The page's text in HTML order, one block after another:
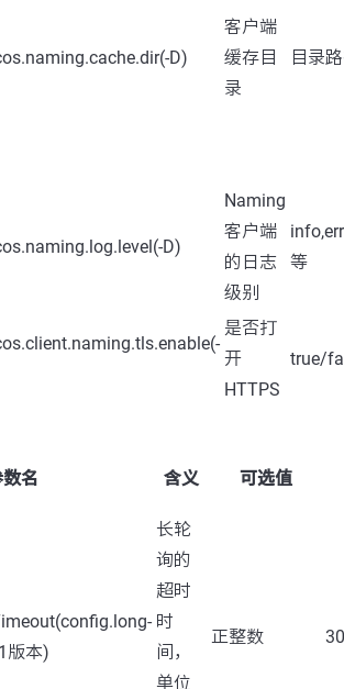
D)
客户端
缓存目
录
目录
D)
Naming
客户端
的日志
级别
等
是否打
开
HTTPS
true/
名 含义 可选值
版本)
长轮
询的
超时
时
间，
单位
正整数